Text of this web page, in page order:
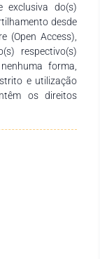
exclusiva do(s)
desde
(Open Access),
respectivo(s)
forma,
e utilização
os direitos